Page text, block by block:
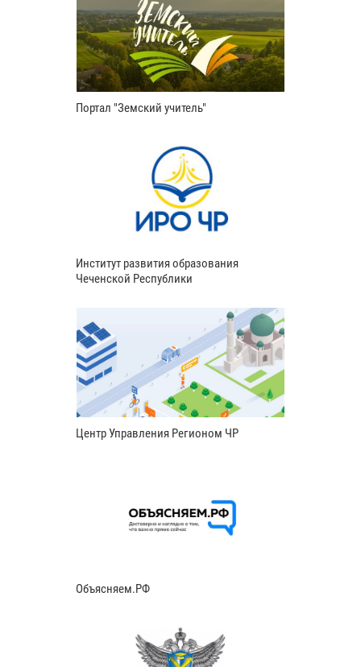
Портал "Земский учитель"
Институт развития образования
Чеченской Республики
Центр Управления Регионом ЧР
Объясняем.РФ